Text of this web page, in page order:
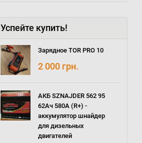
Успейте купить!
Зарядное TOR PRO 10
2 000 грн.
АКБ SZNAJDER 562 95
62Ач 580А (R+) -
аккумулятор шнайдер
для дизельных
двигателей